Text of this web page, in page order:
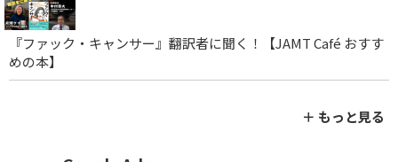
『ファック・キャンサー』翻訳者に聞く！【JAMT Café おすす
めの本】
＋ もっと見る